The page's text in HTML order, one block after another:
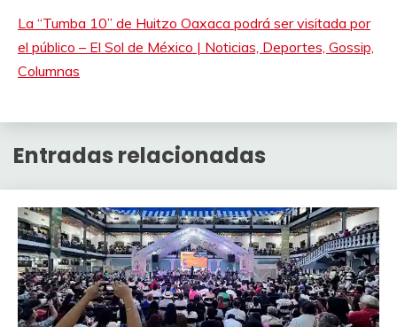
La “Tumba 10” de Huitzo Oaxaca podrá ser visitada por
el público – El Sol de México | Noticias, Deportes, Gossip,
Columnas
Entradas relacionadas